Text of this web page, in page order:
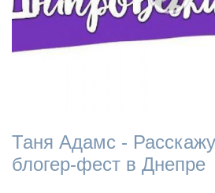
Таня Адамс -
блогер-фест в Днепре